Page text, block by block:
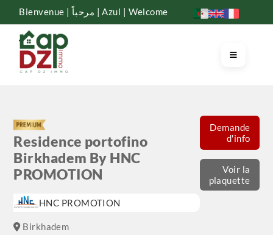
Bienvenue | مرحباً | Azul | Welcome
Residence portofino
Birkhadem By HNC
PROMOTION
HNC PROMOTION
Birkhadem
Demande
d'info
Voir la
plaquette